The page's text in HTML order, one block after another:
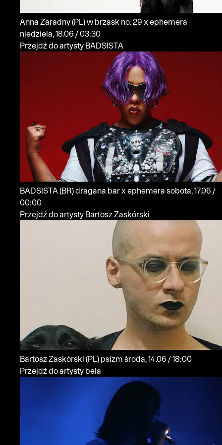
Anna Zaradny(PL)w brzask no. 29 x ephemera
niedziela, 18.06 / 03:30
Przejdź do artysty BADSISTA
BADSISTA (BR)dragana bar x ephemera sobota, 17.06 /
00:00
Przejdź do artysty Bartosz Zaskórski
Bartosz Zaskórski (PL) psizm
środa, 14.06 / 18:00
Przejdź do artysty bela